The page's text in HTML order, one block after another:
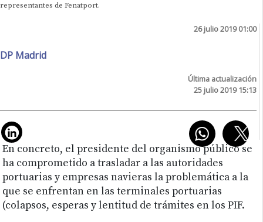
representantes de Fenatport.
26 julio 2019 01:00
DP Madrid
Última actualización
25 julio 2019 15:13
En concreto, el presidente del organismo público se
ha comprometido a trasladar a las autoridades
portuarias y empresas navieras la problemática a la
que se enfrentan en las terminales portuarias
(colapsos, esperas y lentitud de trámites en los PIF.